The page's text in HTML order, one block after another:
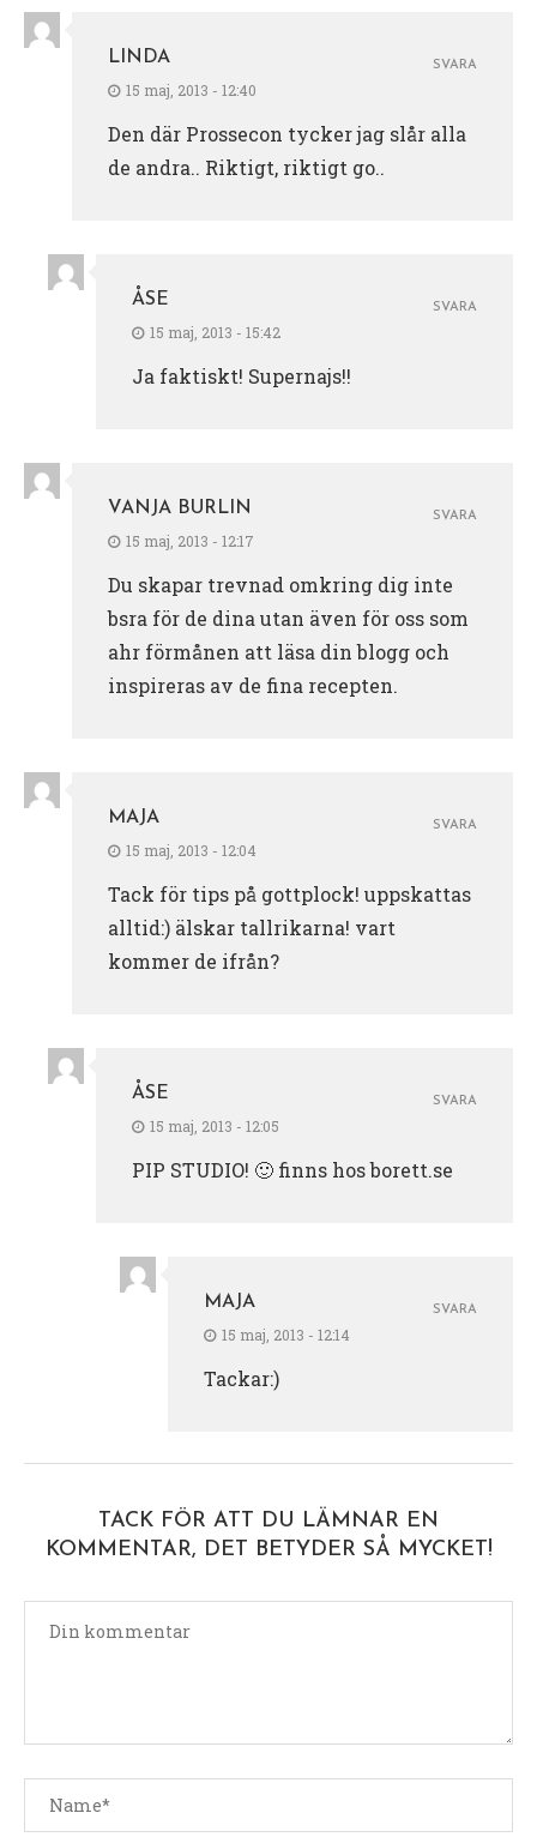
LINDA
15 maj, 2013 - 12:40
Den där Prossecon tycker jag slår alla
de andra.. Riktigt, riktigt go..
SVARA
ÅSE
15 maj, 2013 - 15:42
Ja faktiskt! Supernajs!!
SVARA
VANJA BURLIN
15 maj, 2013 - 12:17
Du skapar trevnad omkring dig inte
bsra för de dina utan även för oss som
ahr förmånen att läsa din blogg och
inspireras av de fina recepten.
SVARA
MAJA
15 maj, 2013 - 12:04
Tack för tips på gottplock! uppskattas
alltid:) älskar tallrikarna! vart
kommer de ifrån?
SVARA
ÅSE
15 maj, 2013 - 12:05
PIP STUDIO! 🙂 finns hos borett.se
SVARA
MAJA
15 maj, 2013 - 12:14
Tackar:)
SVARA
TACK FÖR ATT DU LÄMNAR EN
KOMMENTAR, DET BETYDER SÅ MYCKET!